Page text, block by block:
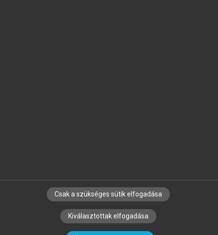
SZERZŐKNEK CÉGEKNEK KÖNYVTÁROSOKNAK
SZERKESZTÉSI ÉS LEKTORÁLÁSI ALAPELVEK
Csak a szükséges sütik elfogadása
Kiválasztottak elfogadása